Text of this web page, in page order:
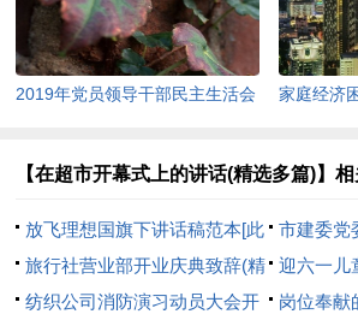
2019年党员领导干部民主生活会
家庭经济
【在超市开幕式上的讲话(精选多篇)】相
放飞理想国旗下讲话稿范本[此
文共2852字]
市建委党
见表(精选
旅行社营业部开业庆典致辞(精
选多篇)[此文共3251字]
迎六一儿
[此文共
纺织公司消防演习动员大会开 岗位奉献